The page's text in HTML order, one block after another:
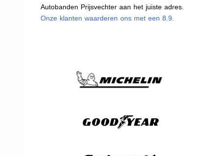
Autobanden Prijsvechter aan het juiste adres.
Onze klanten waarderen ons met een 8.9.